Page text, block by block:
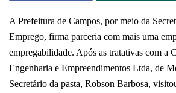
A Prefeitura de Campos, por meio da
Emprego, firma parceria com mais uma
empregabilidade. Após as tratativas com a
Engenharia e Empreendimentos Ltda, de
Secretário da pasta, Robson Barbosa,